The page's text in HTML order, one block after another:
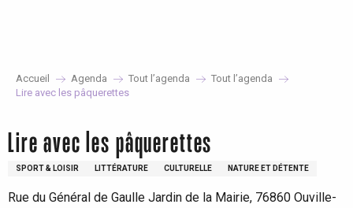
Accueil Agenda Tout l’agenda
Tout l’agenda
Lire avec les pâquerettes
Lire avec les pâquerettes
SPORT & LOISIR LITTÉRATURE CULTURELLE NATURE ET DÉTENTE
Rue du Général de Gaulle Jardin de la Mairie, 76860 Ouville-